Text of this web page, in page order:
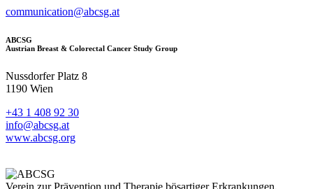
communication@abcsg.at
ABCSG
Austrian Breast & Colorectal Cancer Study Group
Nussdorfer Platz 8
1190 Wien
+43 1 408 92 30
info@abcsg.at
www.abcsg.org
Verein zur Prävention und Therapie bösartiger Erkrankungen,